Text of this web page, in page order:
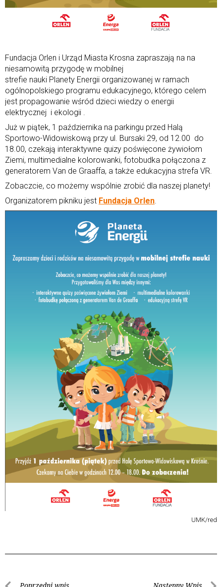
Fundacja Orlen i Urząd Miasta Krosna zapraszają na na
niesamowitą przygodę w mobilnej
strefie nauki Planety Energii organizowanej w ramach
ogólnopolskiego programu edukacyjnego, którego celem
jest propagowanie wśród dzieci wiedzy o energii
elektrycznej i ekologii .
Już w piątek, 1 października na parkingu przed Halą
Sportowo-Widowiskową przy ul. Bursaki 29, od 12.00 do
18.00, czekają interaktywne quizy poświęcone żywiołom
Ziemi, multimedialne kolorowanki, fotobudka połączona z
generatorem Van de Graaffa, a także edukacyjna strefa VR.
Zobaczcie, co możemy wspólnie zrobić dla naszej planety!
Organizatorem pikniku jest Fundacja Orlen
UMK/red